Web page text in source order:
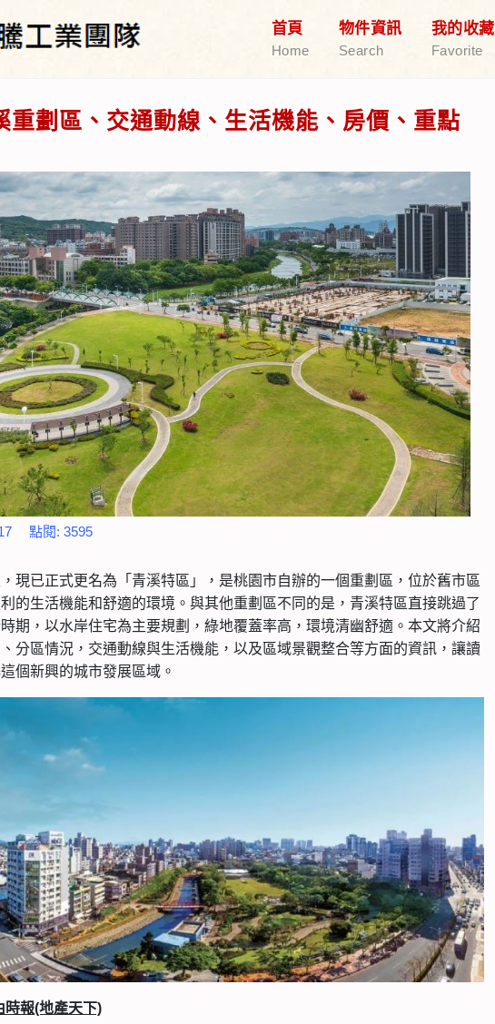
首頁
Home
物件資訊
Search
我的收藏
Favorite
重劃區、交通動線、生活機能、房價、重點
點閱: 3595
現已正式更名為「青溪特區」，是桃園市自辦的一個重劃區，位於舊市區
的生活機能和舒適的環境。與其他重劃區不同的是，青溪特區直接跳過了
期，以水岸住宅為主要規劃，綠地覆蓋率高，環境清幽舒適。本文將介紹
分區情況，交通動線與生活機能，以及區域景觀整合等方面的資訊，讓讀
個新興的城市發展區域。
時報(地產天下)